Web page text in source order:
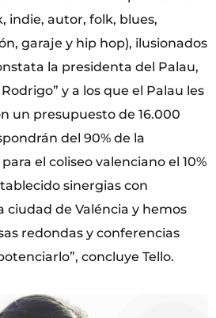
indie, autor, folk, blues,
garaje y hip hop), ilusionados
la presidenta del Palau,
y a los que el Palau les
un presupuesto de 16.000
del 90% de la
el coliseo valenciano el 10%
sinergias con
ciudad de Valéncia y hemos
redondas y conferencias
concluye Tello.